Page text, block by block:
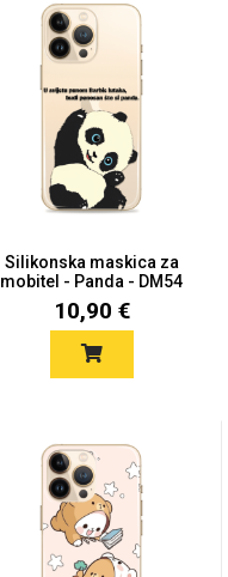
Silikonska maskica za
mobitel - Panda - DM54
10,90 €